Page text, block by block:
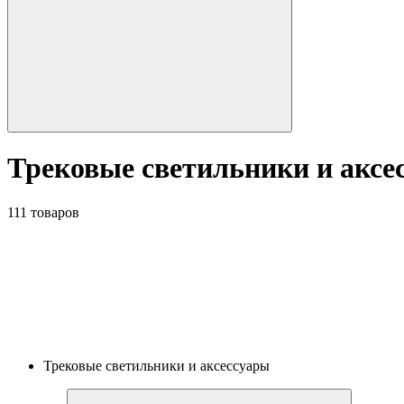
Трековые светильники и
111 товаров
Трековые светильники и аксессуары